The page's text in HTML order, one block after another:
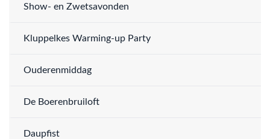
Show- en Zwetsavonden
Kluppelkes Warming-up Party
Ouderenmiddag
De Boerenbruiloft
Daupfist